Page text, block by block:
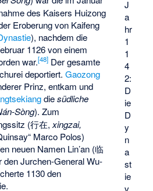
J
a
hr
1
1
4
2:
D
ie
D
y
n
a
st
ie
v
des Kaisers Huizong
Eroberung von Kaifeng
), nachdem die
1126 von einem
war.[48] Der gesamte
deportiert.Gaozong
Prinz, entkam und
diesüdliche
Sòng). Zum
(行在,xingzai,
Marco Polos)
neuen Namen Lin’an (临
den Jurchen-General Wu-
1130 den